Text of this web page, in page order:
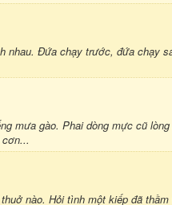
nhau. Đứa chạy trước, đứa chạy
mưa gào. Phai dòng mực cũ
nào. Hỏi tình một kiếp đã